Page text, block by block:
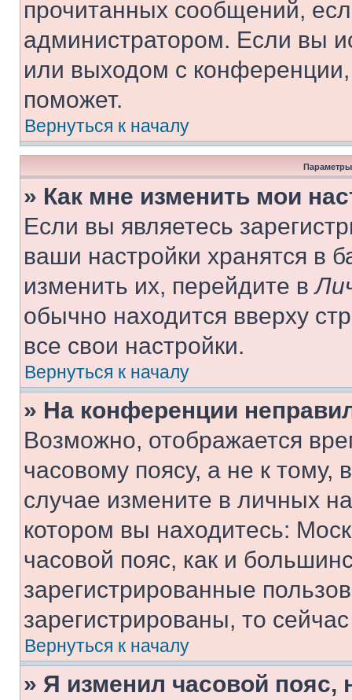
прочитанных сообщений,
администратором. Если вы
или выходом с
поможет.
Вернуться к началу
Параметры
» Как мне изменить мои
Если вы являетесь
ваши настройки хранятся в
изменить их, перейдите в
обычно находится вверху
все свои настройки.
Вернуться к началу
» На конференции
Возможно, отображается
часовому поясу, а не к тому,
случае измените в личных
котором вы находитесь:
часовой пояс, как и
зарегистрированные
зарегистрированы, то
Вернуться к началу
» Я изменил часовой пояс,